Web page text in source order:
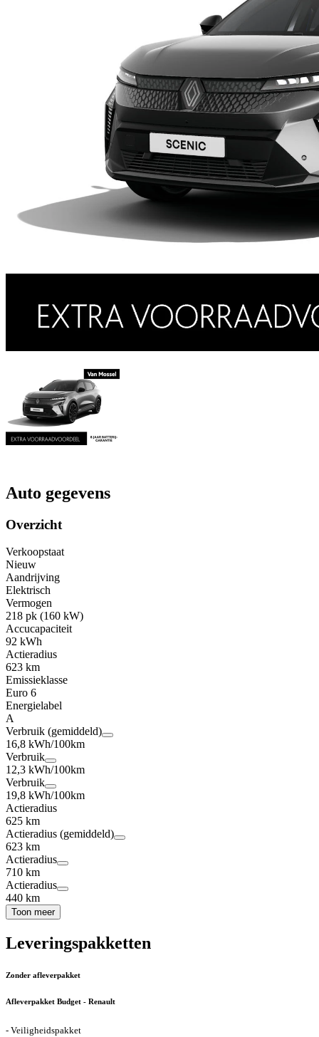
Auto gegevens
Overzicht
Verkoopstaat
Nieuw
Aandrijving
Elektrisch
Vermogen
218 pk (160 kW)
Accucapaciteit
92 kWh
Actieradius
623 km
Emissieklasse
Euro 6
Energielabel
A
Verbruik (gemiddeld)
16,8 kWh/100km
Verbruik
12,3 kWh/100km
Verbruik
19,8 kWh/100km
Actieradius
625 km
Actieradius (gemiddeld)
623 km
Actieradius
710 km
Actieradius
440 km
Toon meer
Leveringspakketten
Zonder afleverpakket
Afleverpakket Budget - Renault
- Veiligheidspakket